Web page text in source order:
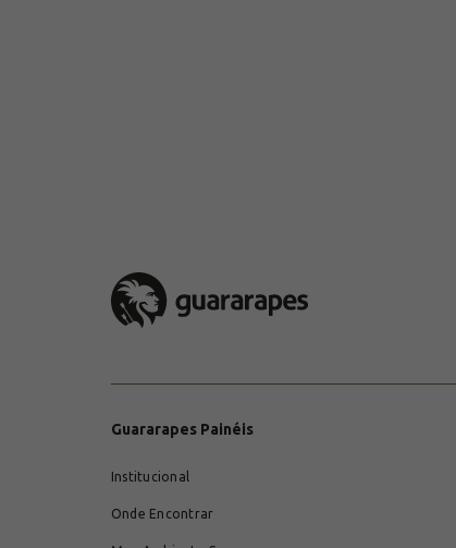
Guararapes Painéis
Institucional
Onde Encontrar